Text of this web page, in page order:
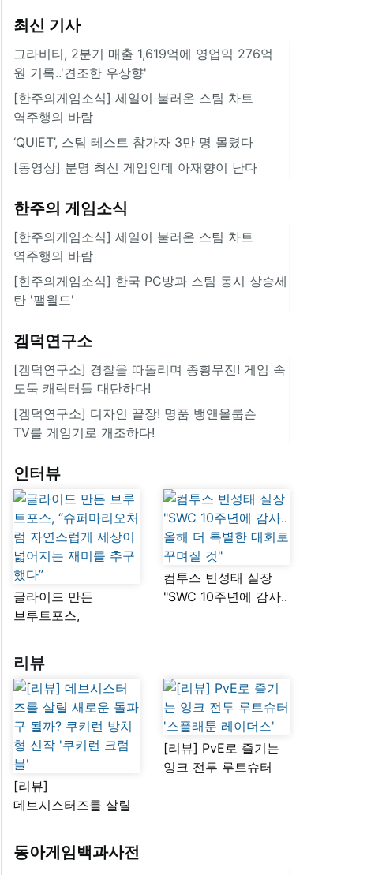
최신 기사
그라비티, 2분기 매출 1,619억에 영업익 276억
원 기록..'견조한 우상향'
[한주의게임소식] 세일이 불러온 스팀 차트
역주행의 바람
‘QUIET’, 스팀 테스트 참가자 3만 명 몰렸다
[동영상] 분명 최신 게임인데 아재향이 난다
한주의 게임소식
[한주의게임소식] 세일이 불러온 스팀 차트
역주행의 바람
[힌주의게임소식] 한국 PC방과 스팀 동시 상승세
탄 '팰월드'
겜덕연구소
[겜덕연구소] 경찰을 따돌리며 종횡무진! 게임 속
도둑 캐릭터들 대단하다!
[겜덕연구소] 디자인 끝장! 명품 뱅앤올룹슨
TV를 게임기로 개조하다!
인터뷰
글라이드 만든
브루트포스,
자연스럽게 세상이
넓어지는 재미를
추구했다”
컴투스 빈성태 실장
"SWC 10주년에 감사..
리뷰
[리뷰]
데브시스터즈를 살릴
쿠키런 방치형 신작
'쿠키런 크럼블'
[리뷰] PvE로 즐기는
잉크 전투 루트슈터
동아게임백과사전